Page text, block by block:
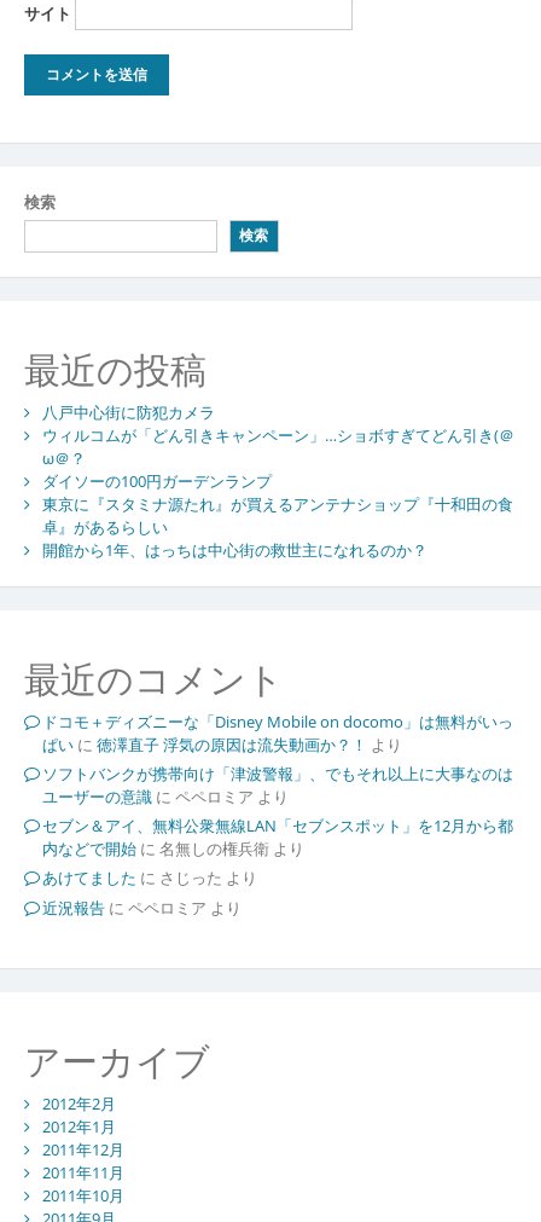
サイト
検索
検索
最近の投稿
八戸中心街に防犯カメラ
ウィルコムが「どん引きキャンペーン」…ショボすぎてどん引き(＠
ω＠？
ダイソーの100円ガーデンランプ
東京に『スタミナ源たれ』が買えるアンテナショップ『十和田の食
卓』があるらしい
開館から1年、はっちは中心街の救世主になれるのか？
最近のコメント
ドコモ＋ディズニーな「Disney Mobile on docomo」は無料がいっ
ぱいに 徳澤直子 浮気の原因は流失動画か？！ より
ソフトバンクが携帯向け「津波警報」、でもそれ以上に大事なのは
ユーザーの意識に ペペロミア より
セブン＆アイ、無料公衆無線LAN「セブンスポット」を12月から都
内などで開始に 名無しの権兵衛より
あけてました に さじった より
近況報告に ペペロミア より
アーカイブ
2012年2月
2012年1月
2011年12月
2011年11月
2011年10月